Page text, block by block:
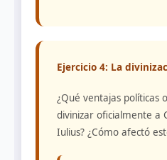
Ejercicio 4: La
¿Qué ventajas políticas
divinizar oficialmente a
Iulius? ¿Cómo afectó